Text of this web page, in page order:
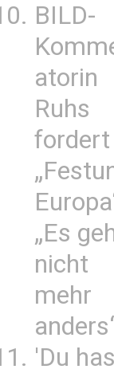
BILD-
atorin
Ruhs
fordert
„Es
nicht
mehr
'Du